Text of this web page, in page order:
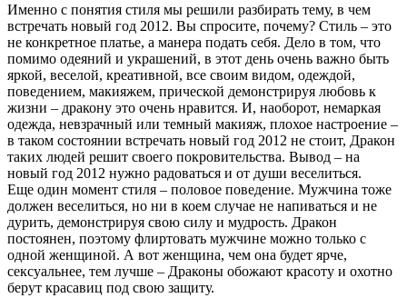
Именно с понятия стиля мы решили разбирать тему, в чем
встречать новый год 2012. Вы спросите, почему? Стиль – это
не конкретное платье, а манера подать себя. Дело в том, что
помимо одеяний и украшений, в этот день очень важно быть
яркой, веселой, креативной, все своим видом, одеждой,
поведением, макияжем, прической демонстрируя любовь к
жизни – дракону это очень нравится. И, наоборот, немаркая
одежда, невзрачный или темный макияж, плохое настроение –
в таком состоянии встречать новый год 2012 не стоит, Дракон
таких людей решит своего покровительства. Вывод – на
новый год 2012 нужно радоваться и от души веселиться.
Еще один момент стиля – половое поведение. Мужчина тоже
должен веселиться, но ни в коем случае не напиваться и не
дурить, демонстрируя свою силу и мудрость. Дракон
постоянен, поэтому флиртовать мужчине можно только с
одной женщиной. А вот женщина, чем она будет ярче,
сексуальнее, тем лучше – Драконы обожают красоту и охотно
берут красавиц под свою защиту.